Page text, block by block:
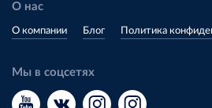
О нас
О компании Блог Политика
Мы в соцсетях